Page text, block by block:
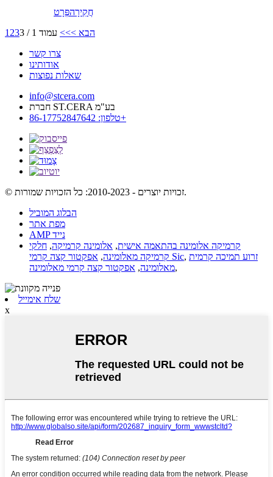
חֲקִירָהפְּרָט
1 23 הבא >>> עמוד 1 / 3
צרו קשר
אודותינו
שאלות נפוצות
info@stcera.com
חברת ST.CERA בע"מ
טלפון: 86-17752847642+
© זכויות יוצרים - 2010-2023: כל הזכויות שמורות.
הבלוג המוביל
מפת אתר
AMP נייד
קרמיקה אלומינה בהתאמה אישית, אלומינה קרמיקה, חלקי
קרמיקה מאלומינה, אפקטור קצה קרמי Sic, זרוע תמיכה קרמית
מאלומינה, אפקטור קצה קרמי מאלומינה ,
שלח אימייל
x